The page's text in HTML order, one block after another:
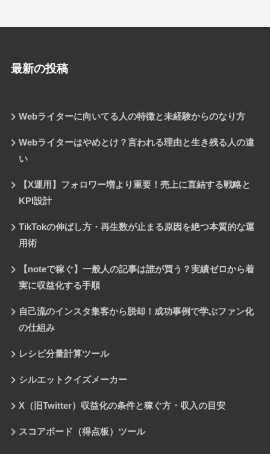
最新の投稿
Webライターに向いてる人の特徴と未経験からのなり方
Webライターはやめとけ？言われる理由と生き残る人の違
い
【X運用】フォロワー増より重要！売上に直結する戦略と
KPI設計
TikTokの伸ばし方・再生数が止まる原因を絶つ本質的な運
用術
【noteで稼ぐ】一般人の記事は誰が買う？実績ゼロから着
実に収益化する手順
自己流のインスタ集客から脱却！成功事例で学ぶファン化
の仕組み
レシピ分量計算ツール
シルエットクイズメーカー
X（旧Twitter）収益化の条件と稼ぐ方・収入の目安
スコアボード（得点板）ツール